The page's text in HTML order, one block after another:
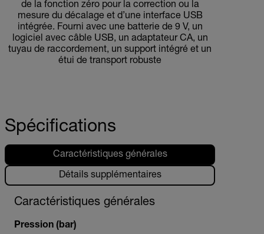
de la fonction zéro pour la correction ou la
mesure du décalage et d’une interface USB
intégrée. Fourni avec une batterie de 9 V, un
logiciel avec câble USB, un adaptateur CA, un
tuyau de raccordement, un support intégré et un
étui de transport robuste
Spécifications
Caractéristiques générales
Détails supplémentaires
Caractéristiques générales
Pression (bar)